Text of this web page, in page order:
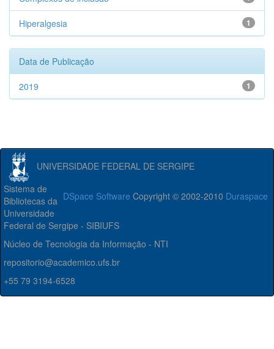
1
Hiperalgesia
Data de Publicação
1
2019
UNIVERSIDADE FEDERAL DE SERGIPE
DSpace Software Copyright © 2002-2010 Duraspace
Sistema de
Bibliotecas da
Universidade
Federal de Sergipe - SIBIUFS
Núcleo de Tecnologia da Informação - NTI
repositorio@academico.ufs.br
+55 79 3194-6528